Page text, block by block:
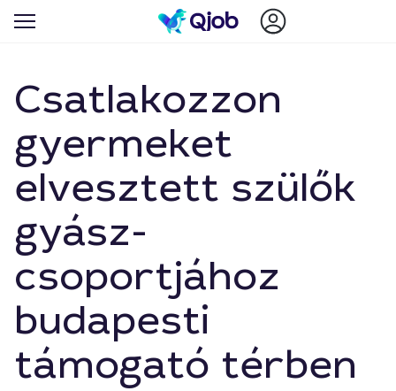
Csatlakozzon
gyermeket
elvesztett szülők
gyász-
csoportjához
budapesti
támogató térben